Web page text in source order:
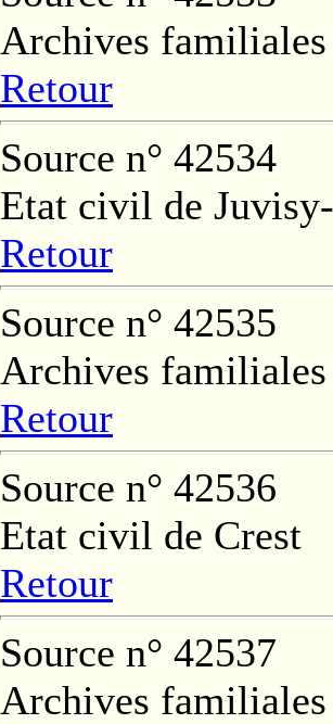
Archives familiales
Retour
Source n° 42534
Etat civil de
Retour
Source n° 42535
Archives familiales
Retour
Source n° 42536
Etat civil de Crest
Retour
Source n° 42537
Archives familiales